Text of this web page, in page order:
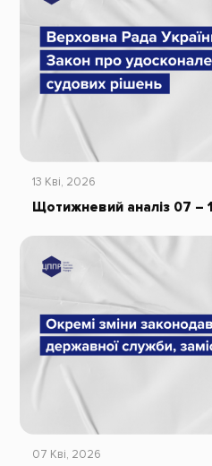
13 Кві, 2026
Щотижневий аналіз 07 –
07 Кві, 2026